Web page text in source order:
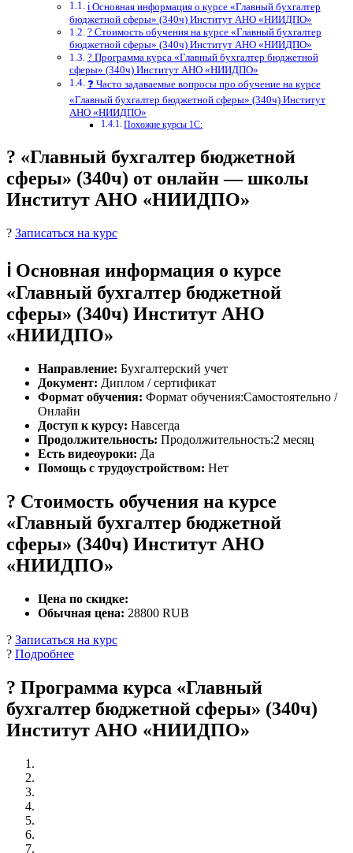
ℹ️ Основная информация о курсе «Главный бухгалтер
бюджетной сферы» (340ч) Институт АНО «НИИДПО»
? Стоимость обучения на курсе «Главный бухгалтер
бюджетной сферы» (340ч) Институт АНО «НИИДПО»
? Программа курса «Главный бухгалтер бюджетной
сферы» (340ч) Институт АНО «НИИДПО»
❓ Часто задаваемые вопросы про обучение на курсе
«Главный бухгалтер бюджетной сферы» (340ч) Институт
АНО «НИИДПО»
Похожие курсы 1С:
? «Главный бухгалтер бюджетной
сферы» (340ч) от онлайн — школы
Институт АНО «НИИДПО»
? Записаться на курс
ℹ️ Основная информация о курсе
«Главный бухгалтер бюджетной
сферы» (340ч) Институт АНО
«НИИДПО»
Направление: Бухгалтерский учет
Документ: Диплом / сертификат
Формат обучения: Формат обучения:Самостоятельно /
Онлайн
Доступ к курсу: Навсегда
Продолжительность: Продолжительность:2 месяц
Есть видеоуроки: Да
Помощь с трудоустройством: Нет
? Стоимость обучения на курсе
«Главный бухгалтер бюджетной
сферы» (340ч) Институт АНО
«НИИДПО»
Цена по скидке:
Обычная цена: 28800 RUB
? Записаться на курс
? Подробнее
? Программа курса «Главный
бухгалтер бюджетной сферы» (340ч)
Институт АНО «НИИДПО»